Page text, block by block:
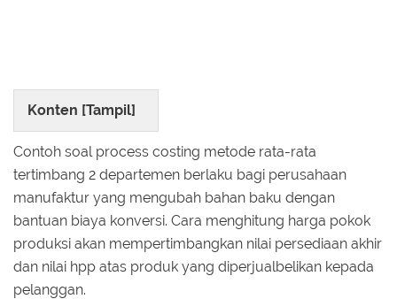
Konten [Tampil]
Contoh soal process costing metode rata-rata
tertimbang 2 departemen berlaku bagi perusahaan
manufaktur yang mengubah bahan baku dengan
bantuan biaya konversi. Cara menghitung harga pokok
produksi akan mempertimbangkan nilai persediaan akhir
dan nilai hpp atas produk yang diperjualbelikan kepada
pelanggan.